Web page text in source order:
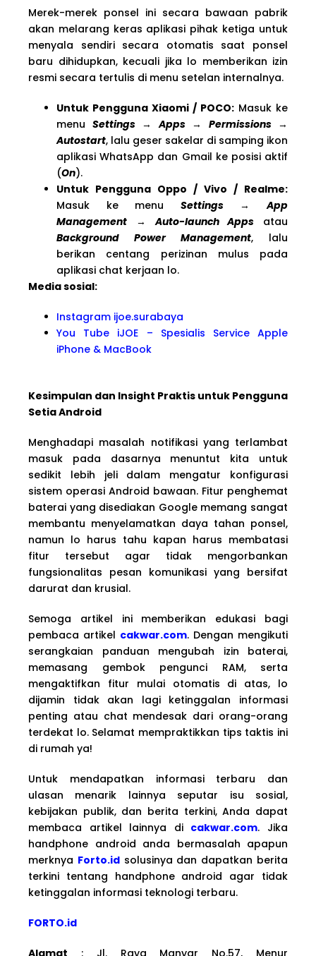
Merek-merek ponsel ini secara bawaan pabrik
akan melarang keras aplikasi pihak ketiga untuk
menyala sendiri secara otomatis saat ponsel
baru dihidupkan, kecuali jika lo memberikan izin
resmi secara tertulis di menu setelan internalnya.
Untuk Pengguna Xiaomi / POCO: Masuk ke
menu Settings→Apps→ Permissions→
Autostart, lalu geser sakelar di samping ikon
aplikasi WhatsApp dan Gmail ke posisi aktif
(On).
Untuk Pengguna Oppo / Vivo / Realme:
Masuk ke menu Settings→App
Management →Auto-launch Apps atau
Background Power Management, lalu
berikan centang perizinan mulus pada
aplikasi chat kerjaan lo.
Media sosial:
Instagram ijoe.surabaya
You Tube iJOE – Spesialis Service Apple
iPhone & MacBook
Kesimpulan dan Insight Praktis untuk Pengguna
Setia Android
Menghadapi masalah notifikasi yang terlambat
masuk pada dasarnya menuntut kita untuk
sedikit lebih jeli dalam mengatur konfigurasi
sistem operasi Android bawaan. Fitur penghemat
baterai yang disediakan Google memang sangat
membantu menyelamatkan daya tahan ponsel,
namun lo harus tahu kapan harus membatasi
fitur tersebut agar tidak mengorbankan
fungsionalitas pesan komunikasi yang bersifat
darurat dan krusial.
Semoga artikel ini memberikan edukasi bagi
pembaca artikel cakwar.com. Dengan mengikuti
serangkaian panduan mengubah izin baterai,
memasang gembok pengunci RAM, serta
mengaktifkan fitur mulai otomatis di atas, lo
dijamin tidak akan lagi ketinggalan informasi
penting atau chat mendesak dari orang-orang
terdekat lo. Selamat mempraktikkan tips taktis ini
di rumah ya!
Untuk mendapatkan informasi terbaru dan
ulasan menarik lainnya seputar isu sosial,
kebijakan publik, dan berita terkini, Anda dapat
membaca artikel lainnya di cakwar.com. Jika
handphone android anda bermasalah apapun
merknya Forto.idsolusinya dan dapatkan berita
terkini tentang handphone android agar tidak
ketinggalan informasi teknologi terbaru.
FORTO.id
Alamat : Jl. Raya Manyar No.57, Menur